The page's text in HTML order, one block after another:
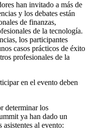
han invitado a más de
y los debates están
de finanzas,
de la tecnología.
los participantes
casos prácticos de éxito
profesionales de la
en el evento deben
determinar los
ya han dado un
al evento: